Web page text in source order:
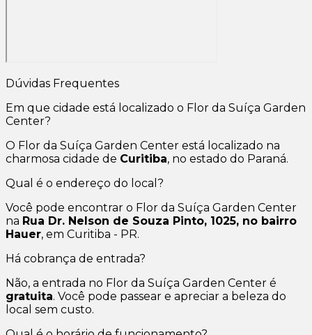
Dúvidas Frequentes
Em que cidade está localizado o Flor da Suíça Garden
Center?
O Flor da Suíça Garden Center está localizado na
charmosa cidade de Curitiba, no estado do Paraná.
Qual é o endereço do local?
Você pode encontrar o Flor da Suíça Garden Center
na Rua Dr. Nelson de Souza Pinto, 1025, no bairro
Hauer, em Curitiba - PR.
Há cobrança de entrada?
Não, a entrada no Flor da Suíça Garden Center é
gratuita. Você pode passear e apreciar a beleza do
local sem custo.